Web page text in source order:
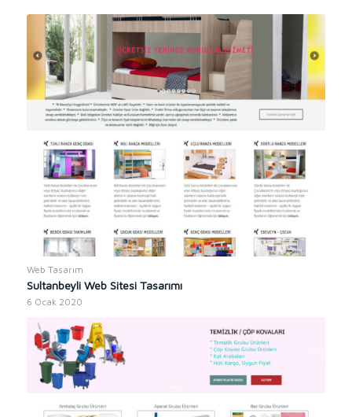
Web Tasarım
Sultanbeyli Web Sitesi Tasarımı
6 Ocak 2020